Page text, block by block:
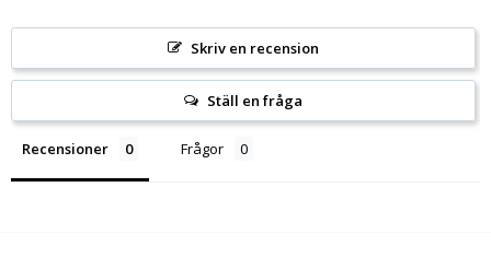
Skriv en recension
Ställ en fråga
Recensioner Frågor